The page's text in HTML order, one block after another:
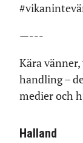
—---
Kära
handling –
medier och
Halland